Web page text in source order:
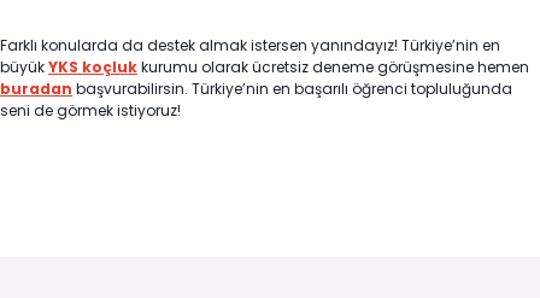
Farklı konularda da destek almak istersen yanındayız! Türkiye’nin en
büyükYKS koçlukkurumu olarak ücretsiz deneme görüşmesine hemen
buradan başvurabilirsin. Türkiye’nin en başarılı öğrenci topluluğunda
seni de görmek istiyoruz!